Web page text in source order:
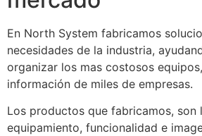
En North System fabricamos
necesidades de la industria,
organizar los mas costosos
información de miles de empresas.
Los productos que fabricamos, son
equipamiento, funcionalidad e